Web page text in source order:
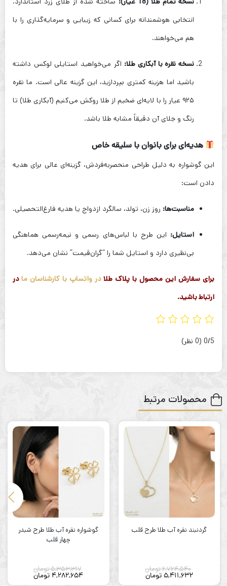
انتخابی هوشمندانه برای کسانی که زیبایی و سرمایه‌گذاری را با
هم می‌خواهند.
نسخه نقره با آبکاری طلا: اگر می‌خواهید استایلی لوکس داشته
باشید اما هزینه کمتری بپردازید، این گزینه عالی است. ما نقره
۹۲۵ عیار را با لایه‌ای ضخیم از طلا روکش می‌کنیم (آبکاری طلا) تا
رنگ و جلای آن دقیقاً مشابه طلا باشد.
هدیه‌ای برای بانوان با سلیقه خاص
این گوشواره به دلیل طراحی منحصربه‌فردش، گزینه‌ای عالی برای هدیه
دادن است:
مناسبت‌ها: روز زن، تولد، سالگرد ازدواج یا هدیه فارغ‌التحصیلی.
استایل: این طرح با لباس‌های رسمی و نیمه‌رسمی هماهنگی
بی‌نظیری دارد و استایل شما را “گران‌قیمت” نشان می‌دهد.
برای سفارش این محصول با پلاک طلادر واتساپ با کارشناسان ما در
ارتباط باشید.
‫0/5 ‫(0 نظر)
محصولات مرتبط
گردنبند نقره آب طلا طرح قلب
6,764,540تومان
5,411,632 تومان
گوشواره نقره آب طلا طرح شبدر
چهار قلب
5,353,317تومان
4,282,654 تومان